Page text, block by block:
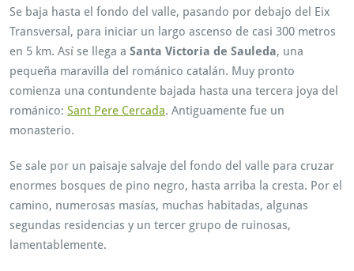
Se baja hasta el fondo del valle, pasando por debajo del Eix
Transversal, para iniciar un largo ascenso de casi 300 metros
en 5 km. Así se llega a Santa Victoria de Sauleda, una
pequeña maravilla del románico catalán. Muy pronto
comienza una contundente bajada hasta una tercera joya del
románico: Sant Pere Cercada. Antiguamente fue un
monasterio.
Se sale por un paisaje salvaje del fondo del valle para cruzar
enormes bosques de pino negro, hasta arriba la cresta. Por el
camino, numerosas masías, muchas habitadas, algunas
segundas residencias y un tercer grupo de ruinosas,
lamentablemente.